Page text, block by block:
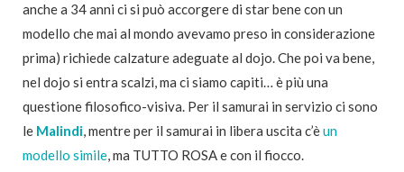
anche a 34 anni ci si può accorgere di star bene con un
modello che mai al mondo avevamo preso in considerazione
prima) richiede calzature adeguate al dojo. Che poi va bene,
nel dojo si entra scalzi, ma ci siamo capiti… è più una
questione filosofico-visiva. Per il samurai in servizio ci sono
le Malindi, mentre per il samurai in libera uscita c’èun
modello simile, ma TUTTO ROSA e con il fiocco.